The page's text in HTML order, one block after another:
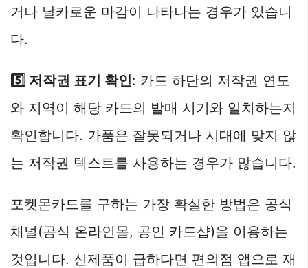
거나 날카로운 마감이 나타나는 경우가 있습니
다.
5️⃣ 저작권 표기 확인: 카드 하단의 저작권 연도
와 지역이 해당 카드의 발매 시기와 일치하는지
확인합니다. 가품은 잘못되거나 시대에 맞지 않
는 저작권 텍스트를 사용하는 경우가 많습니다.
포켓몬카드를 구하는 가장 확실한 방법은 공식
채널(공식 온라인몰, 공인 카드샵)을 이용하는
것입니다. 신제품이 급하다면 편의점 앱으로 재